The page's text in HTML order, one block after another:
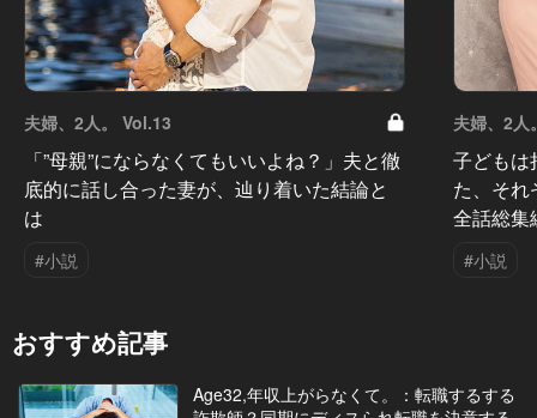
夫婦、2人。 Vol.13
「”母親”にならなくてもいいよね？」夫と徹
底的に話し合った妻が、辿り着いた結論と
は
#小説
夫婦、2人
子どもは
た、そ
全話総集
#小説
おすすめ記事
Age32,年収上がらなくて。：転職するする